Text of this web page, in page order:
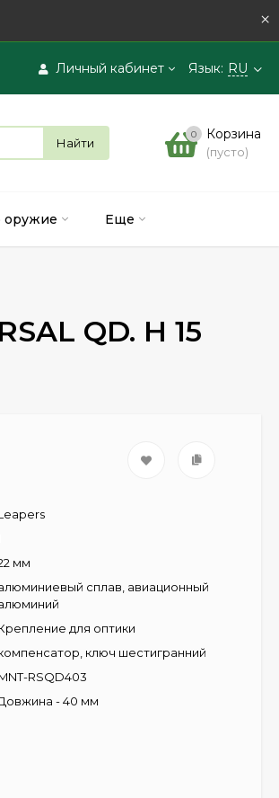
×
Личный кабинет
Вход
Язык: RU
Найти
0 Корзина
(пусто)
оружие Еще
QD. H 15
мм
сплав, авиационный
для оптики
ключ шестигранний
RSQD403
- 40 мм